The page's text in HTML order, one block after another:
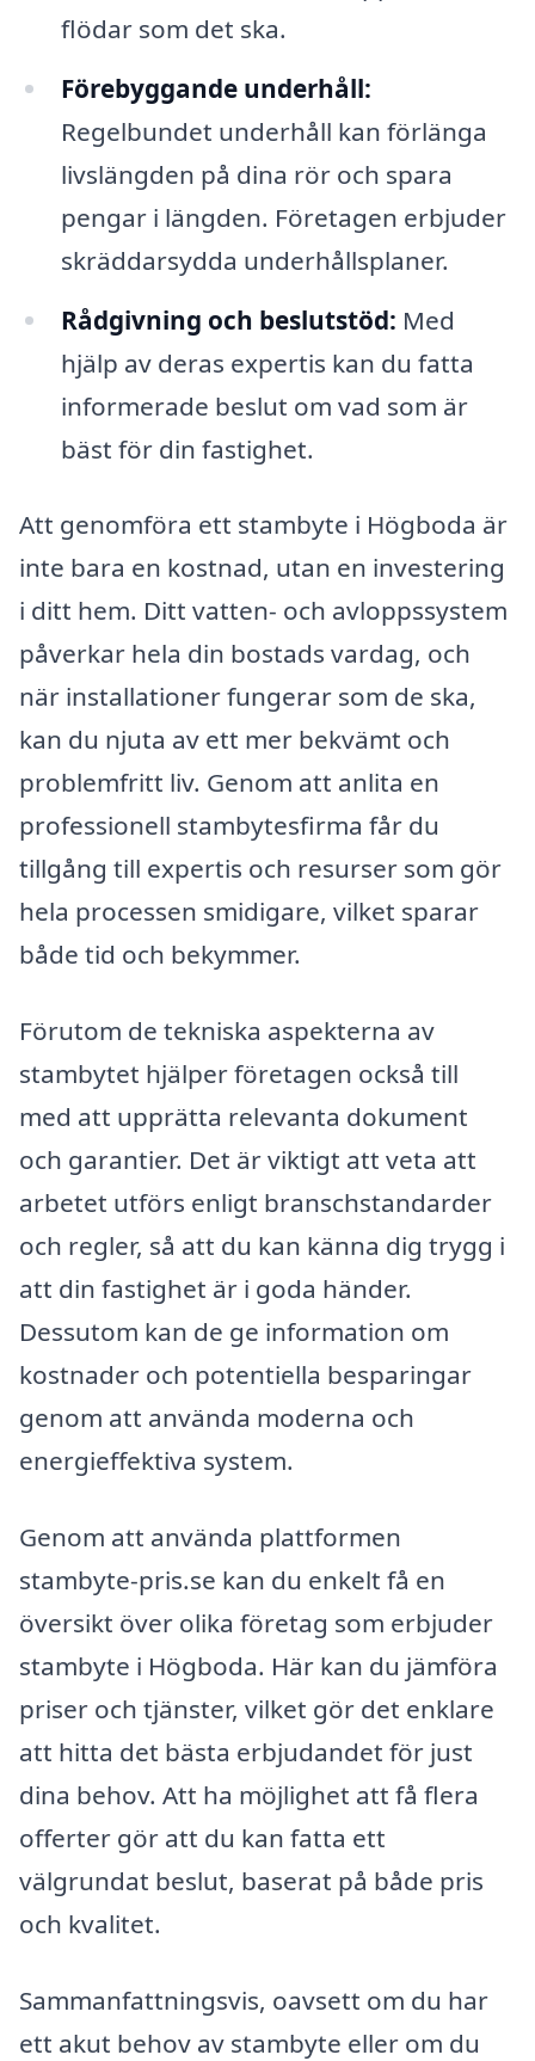
flödar som det ska.
Förebyggande underhåll:
Regelbundet underhåll kan förlänga
livslängden på dina rör och spara
pengar i längden. Företagen erbjuder
skräddarsydda underhållsplaner.
Rådgivning och beslutstöd: Med
hjälp av deras expertis kan du fatta
informerade beslut om vad som är
bäst för din fastighet.
Att genomföra ett stambyte i Högboda är
inte bara en kostnad, utan en investering
i ditt hem. Ditt vatten- och avloppssystem
påverkar hela din bostads vardag, och
när installationer fungerar som de ska,
kan du njuta av ett mer bekvämt och
problemfritt liv. Genom att anlita en
professionell stambytesfirma får du
tillgång till expertis och resurser som gör
hela processen smidigare, vilket sparar
både tid och bekymmer.
Förutom de tekniska aspekterna av
stambytet hjälper företagen också till
med att upprätta relevanta dokument
och garantier. Det är viktigt att veta att
arbetet utförs enligt branschstandarder
och regler, så att du kan känna dig trygg i
att din fastighet är i goda händer.
Dessutom kan de ge information om
kostnader och potentiella besparingar
genom att använda moderna och
energieffektiva system.
Genom att använda plattformen
stambyte-pris.se kan du enkelt få en
översikt över olika företag som erbjuder
stambyte i Högboda. Här kan du jämföra
priser och tjänster, vilket gör det enklare
att hitta det bästa erbjudandet för just
dina behov. Att ha möjlighet att få flera
offerter gör att du kan fatta ett
välgrundat beslut, baserat på både pris
och kvalitet.
Sammanfattningsvis, oavsett om du har
ett akut behov av stambyte eller om du